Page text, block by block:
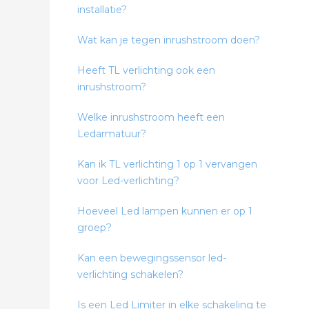
installatie?
Wat kan je tegen inrushstroom doen?
Heeft TL verlichting ook een
inrushstroom?
Welke inrushstroom heeft een
Ledarmatuur?
Kan ik TL verlichting 1 op 1 vervangen
voor Led-verlichting?
Hoeveel Led lampen kunnen er op 1
groep?
Kan een bewegingssensor led-
verlichting schakelen?
Is een Led Limiter in elke schakeling te